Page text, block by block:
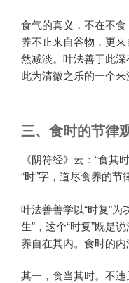
食气的真义，不在不
养不止来自谷物，更
然减淡。叶法善于此
此为清微之乐的一个来
三、食时的节律
《阴符经》云：“食其
“时”字，道尽食养的节
叶法善善学以“时复”
生”，这个“时复”既是
养自在其内。食时的内
其一，食当其时。不